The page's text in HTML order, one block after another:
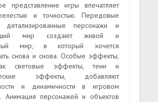
представление игры впечатляет
и точностью. Передовые
детализированные персонажи и
мир создают живой и
мир, в который хочется
снова и снова. Особые эффекты,
световые эффекты, тени и
эффекты, добавляют
и динамичности в игровом
Анимация персонажей и объектов